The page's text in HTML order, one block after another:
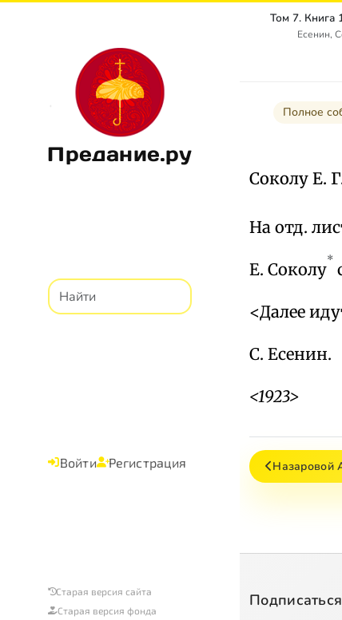
Предание.ру
Войти Регистрация
Старая версия сайта
Старая версия фонда
Есенин,
Полное
Соколу Е.
На отд.
Е. Соколу*
<Далее
С. Есенин.
<1923>
Назаровой